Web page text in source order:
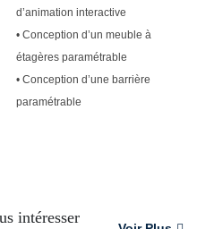
d’animation interactive
• Conception d’un meuble à
étagères paramétrable
• Conception d’une barrière
paramétrable
intéresser